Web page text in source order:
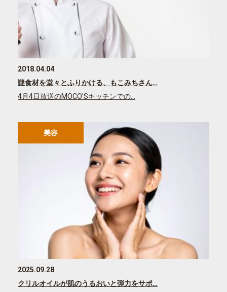
2018.04.04
謎食材を堂々とふりかける、もこみちさん…
4月4日放送のMOCO’Sキッチンでの…
美容
2025.09.28
クリルオイルが肌のうるおいと弾力をサポ…